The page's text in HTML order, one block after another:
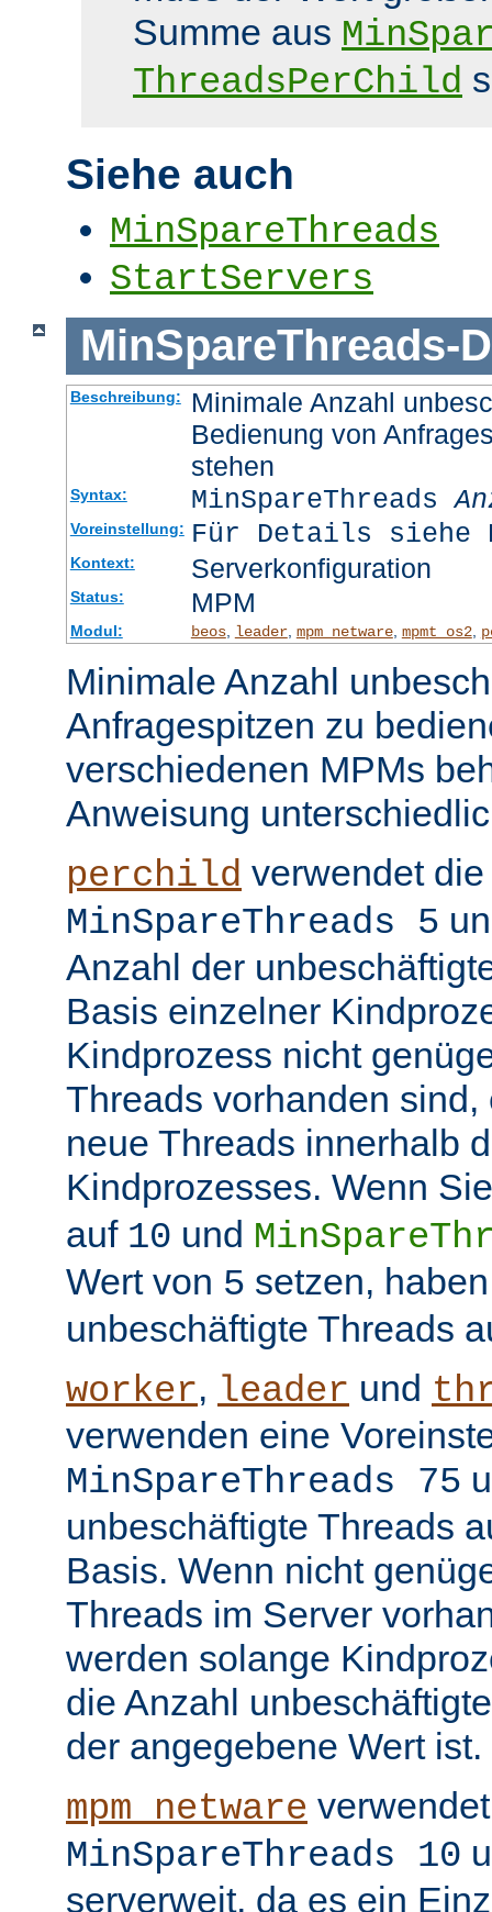
Summe aus
ThreadsPerChild
Siehe auch
MinSpareThreads
StartServers
MinSpareThreads-
Beschreibung:
Minimale Anzahl
Bedienung von
stehen
Syntax: MinSpareThreads
Voreinstellung: Für Details siehe
Kontext: Serverkonfiguration
Status: MPM
Modul: beos, leader, mpm_netware, mpmt_os2,
Minimale Anzahl
Anfragespitzen zu
verschiedenen MPMs
Anweisung
perchild verwendet
MinSpareThreads 5
Anzahl der
Basis einzelner
Kindprozess nicht
Threads vorhanden
neue Threads innerhalb
Kindprozesses. Wenn
auf 10 und
Wert von 5 setzen,
unbeschäftigte Threads
worker, leader und
verwenden eine
MinSpareThreads 75
unbeschäftigte Threads
Basis. Wenn nicht
Threads im Server
werden solange
die Anzahl
der angegebene Wert ist.
mpm_netware
MinSpareThreads 10
serverweit, da es ein